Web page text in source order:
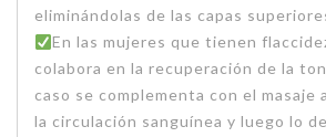
eliminándolas de las capas
En las mujeres que tienen
colabora en la recuperación de la
caso se complementa con el masaje
la circulación sanguínea y luego lo